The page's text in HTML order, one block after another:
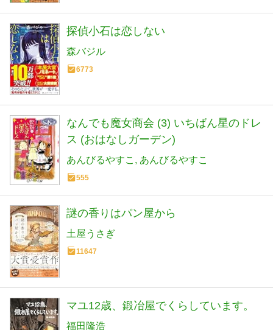
探偵小石は恋しない
森バジル
6773
なんでも魔女商会 (3) いちばん星のドレ
ス (おはなしガーデン)
あんびるやすこ あんびるやすこ
555
謎の香りはパン屋から
土屋うさぎ
11647
マユ12歳、鍛冶屋でくらしています。
福田隆浩